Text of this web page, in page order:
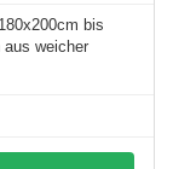
bis
weicher